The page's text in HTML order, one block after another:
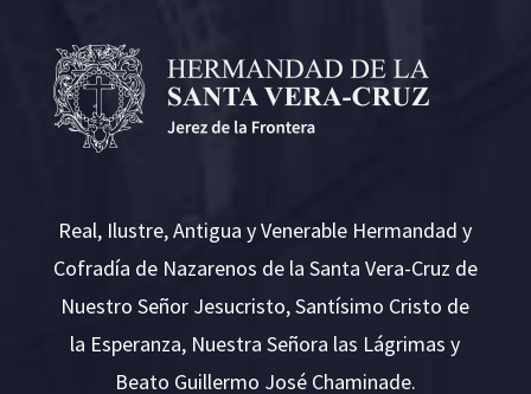
Real, Ilustre, Antigua y Venerable Hermandad y
Cofradía de Nazarenos de la Santa Vera-Cruz de
Nuestro Señor Jesucristo, Santísimo Cristo de
la Esperanza, Nuestra Señora las Lágrimas y
Beato Guillermo José Chaminade.